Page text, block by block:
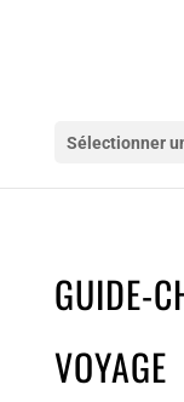
Sélectionner
GUIDE-
VOYAGE